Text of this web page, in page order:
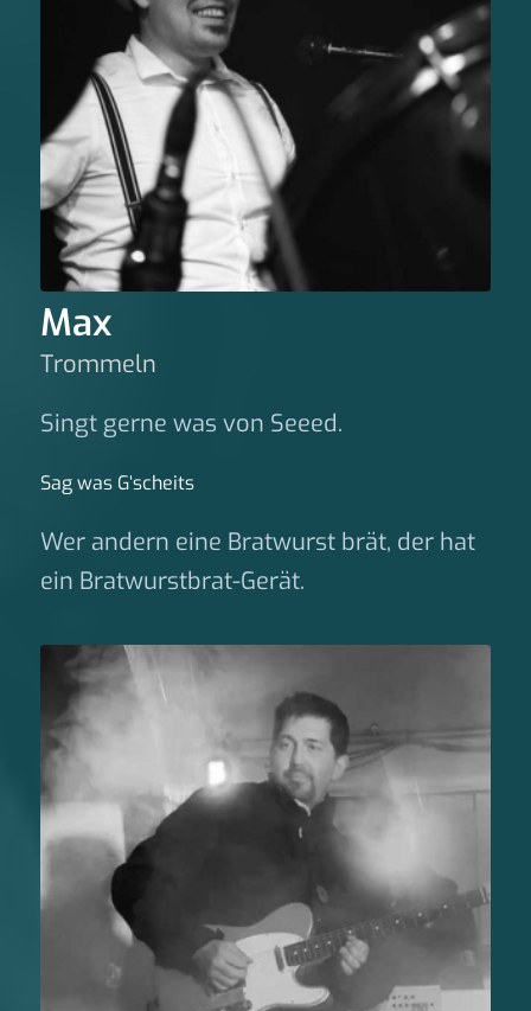
Max
Trommeln
Singt gerne was von Seeed.
Sag was G‘scheits
Wer andern eine Bratwurst brät, der hat
ein Bratwurstbrat-Gerät.